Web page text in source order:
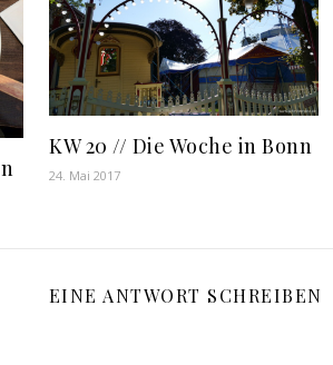
KW 20 // Die Woche in Bonn
24. Mai 2017
EINE ANTWORT SCHREIBEN